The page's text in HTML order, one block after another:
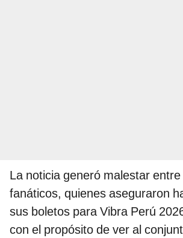
La noticia generó malestar
fanáticos, quienes aseguraron
sus boletos para Vibra Perú
con el propósito de ver al